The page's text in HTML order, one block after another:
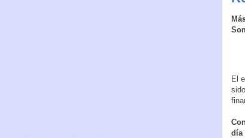
El
día